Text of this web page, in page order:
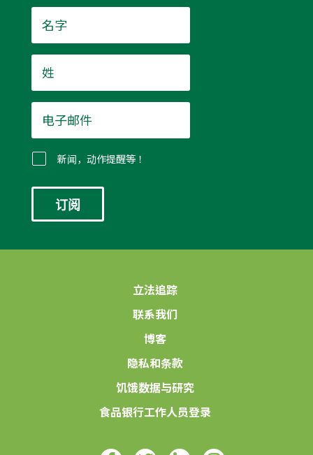
字
*
*
子
邮
件
新闻，动作提醒等！
立法追踪
联系我们
博客
隐私和条款
饥饿数据与研究
食品银行工作人员登录